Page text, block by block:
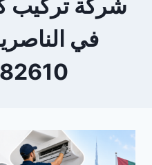
شركة تركيب
في